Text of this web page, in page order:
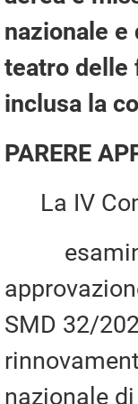
nazionale e
teatro delle
inclusa la
PARERE
La IV
SMD 32/
nazionale